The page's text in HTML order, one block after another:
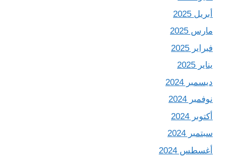
أبريل 2025
مارس 2025
فبراير 2025
يناير 2025
ديسمبر 2024
نوفمبر 2024
أكتوبر 2024
سبتمبر 2024
أغسطس 2024